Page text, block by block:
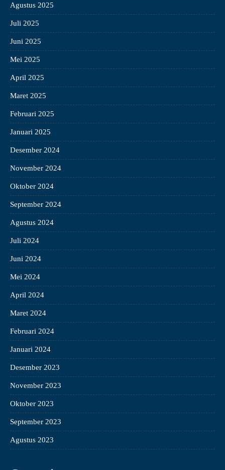
Agustus 2025
Juli 2025
Juni 2025
Mei 2025
April 2025
Maret 2025
Februari 2025
Januari 2025
Desember 2024
November 2024
Oktober 2024
September 2024
Agustus 2024
Juli 2024
Juni 2024
Mei 2024
April 2024
Maret 2024
Februari 2024
Januari 2024
Desember 2023
November 2023
Oktober 2023
September 2023
Agustus 2023